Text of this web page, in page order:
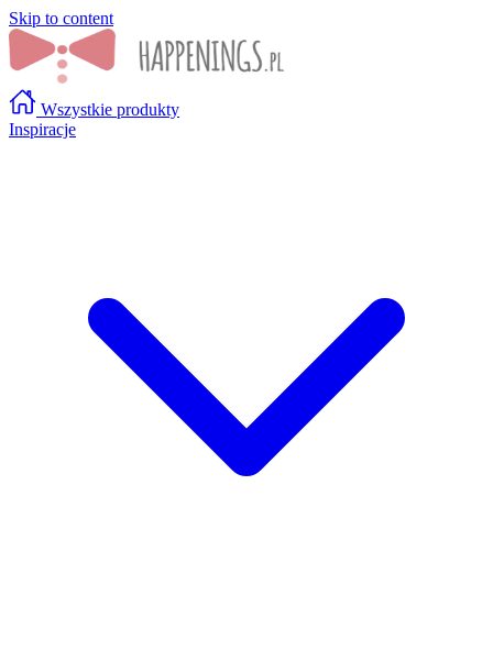
Skip to content
Wszystkie produkty
Inspiracje